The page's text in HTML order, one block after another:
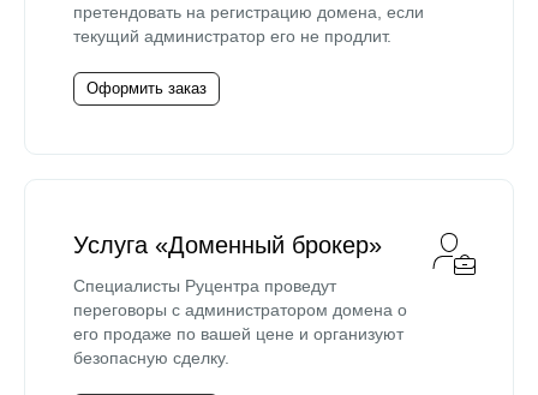
претендовать на регистрацию домена, если
текущий администратор его не продлит.
Оформить заказ
Услуга «Доменный брокер»
Специалисты Руцентра проведут
переговоры с администратором домена о
его продаже по вашей цене и организуют
безопасную сделку.